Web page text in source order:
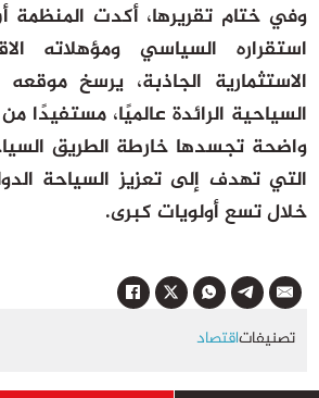
وفي ختام تقريرها، أكدت المنظمة
استقراره السياسي ومؤهلاته
الاستثمارية الجاذبة، يرسخ
السياحية الرائدة عالميًا، مستفيدًا
التي تهدف إلى تعزيز السياحة
خلال تسع أولويات كبرى.
اقتصادتصنيفات